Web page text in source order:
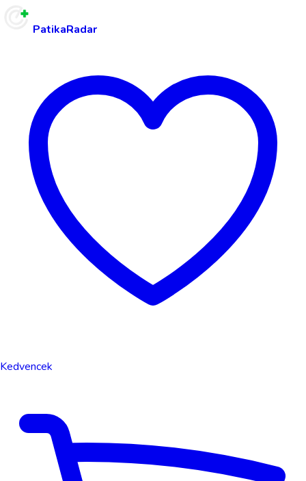
PatikaRadar
Kedvencek